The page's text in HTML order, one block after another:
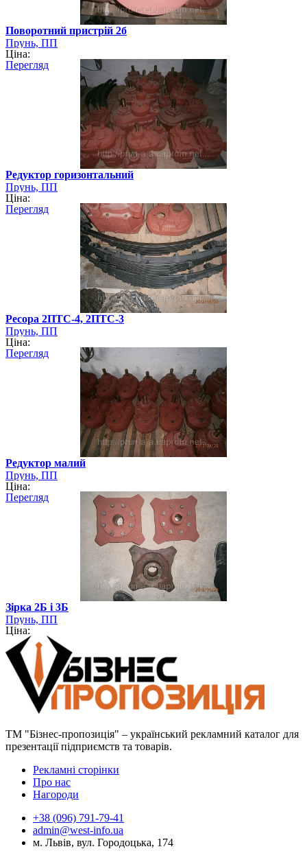
Поворотний пристрій 2б
Прунь, ПП
Ціна:
Перегляд
Редуктор горизонтальний
Прунь, ПП
Ціна:
Перегляд
Ресора 2ПТС-4, 2ПТС-3
Прунь, ПП
Ціна:
Перегляд
Редуктор малий
Прунь, ПП
Ціна:
Перегляд
Зірка 2Б і 3Б
Прунь, ПП
Ціна:
ТМ "Бізнес-пропозиція" – український рекламний каталог для
презентації підприємств та товарів.
Рекламні сторінки
Про нас
Нагороди
+38 (096) 791-79-41
admin@west-info.ua
м. Львів, вул. Городоцька, 174